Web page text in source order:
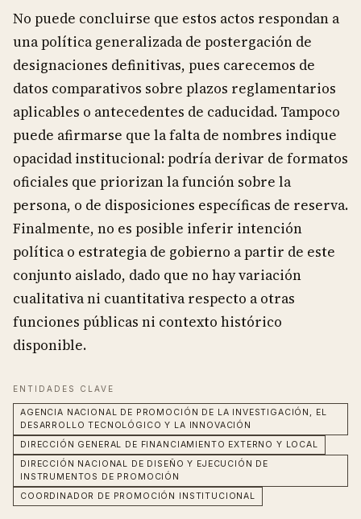
No puede concluirse que estos actos respondan a
una política generalizada de postergación de
designaciones definitivas, pues carecemos de
datos comparativos sobre plazos reglamentarios
aplicables o antecedentes de caducidad. Tampoco
puede afirmarse que la falta de nombres indique
opacidad institucional: podría derivar de formatos
oficiales que priorizan la función sobre la
persona, o de disposiciones específicas de reserva.
Finalmente, no es posible inferir intención
política o estrategia de gobierno a partir de este
conjunto aislado, dado que no hay variación
cualitativa ni cuantitativa respecto a otras
funciones públicas ni contexto histórico
disponible.
ENTIDADES CLAVE
AGENCIA NACIONAL DE PROMOCIÓN DE LA INVESTIGACIÓN, EL
DESARROLLO TECNOLÓGICO Y LA INNOVACIÓN
DIRECCIÓN GENERAL DE FINANCIAMIENTO EXTERNO Y LOCAL
DIRECCIÓN NACIONAL DE DISEÑO Y EJECUCIÓN DE
INSTRUMENTOS DE PROMOCIÓN
COORDINADOR DE PROMOCIÓN INSTITUCIONAL